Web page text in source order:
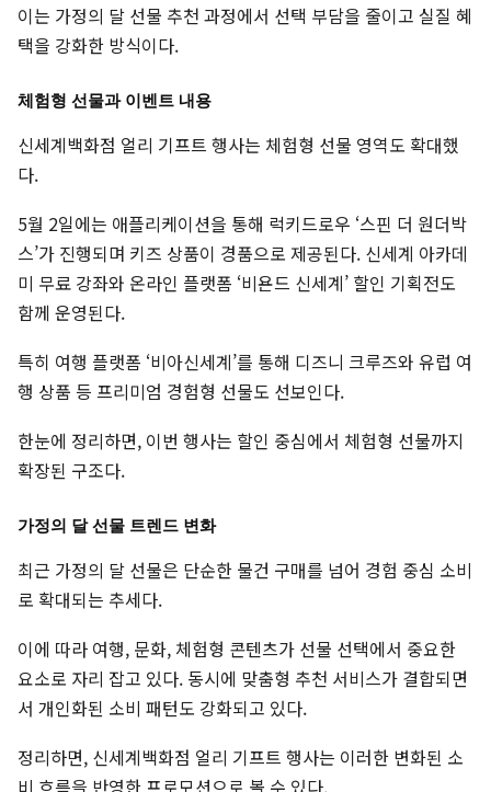
이는 가정의 달 선물 추천 과정에서 선택 부담을 줄이고 실질 혜
택을 강화한 방식이다.
체험형 선물과 이벤트 내용
신세계백화점 얼리 기프트 행사는 체험형 선물 영역도 확대했
다.
5월 2일에는 애플리케이션을 통해 럭키드로우 ‘스핀 더 원더박
스’가 진행되며 키즈 상품이 경품으로 제공된다. 신세계 아카데
미 무료 강좌와 온라인 플랫폼 ‘비욘드 신세계’ 할인 기획전도
함께 운영된다.
특히 여행 플랫폼 ‘비아신세계’를 통해 디즈니 크루즈와 유럽 여
행 상품 등 프리미엄 경험형 선물도 선보인다.
한눈에 정리하면, 이번 행사는 할인 중심에서 체험형 선물까지
확장된 구조다.
가정의 달 선물 트렌드 변화
최근 가정의 달 선물은 단순한 물건 구매를 넘어 경험 중심 소비
로 확대되는 추세다.
이에 따라 여행, 문화, 체험형 콘텐츠가 선물 선택에서 중요한
요소로 자리 잡고 있다. 동시에 맞춤형 추천 서비스가 결합되면
서 개인화된 소비 패턴도 강화되고 있다.
정리하면, 신세계백화점 얼리 기프트 행사는 이러한 변화된 소
비 흐름을 반영한 프로모션으로 볼 수 있다.